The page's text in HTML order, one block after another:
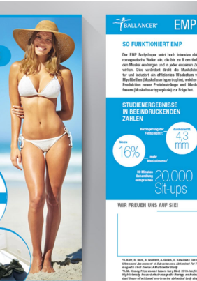
wird dein Frühling
"So
nie"
Kampagne EMP
einfach war